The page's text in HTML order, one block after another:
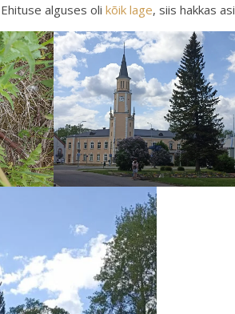
alguses oli kõik lage, siis hakkas asi